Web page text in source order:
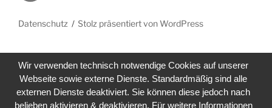
Datenschutz Stolz präsentiert von WordPress
Wir verwenden technisch notwendige Cookies auf unserer
Webseite sowie externe Dienste. Standardmäßig sind alle
externen Dienste deaktiviert. Sie können diese jedoch nach
belieben aktivieren & deaktivieren. Für weitere Informationen